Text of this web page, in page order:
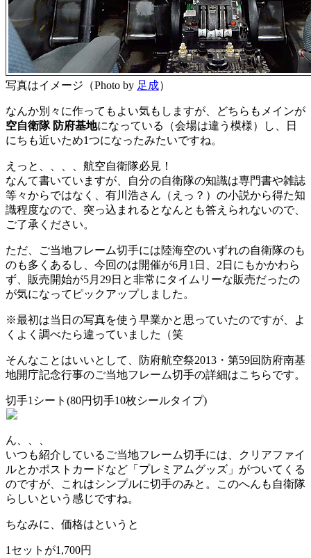
写真はイメージ（Photo by 足成）
なんか別々に作ってもよい気もしますが、どちらもメインが
空自衛隊 防府基地になっている（会場は違う模様）し、日
にちも近いため1つになったみたいですね。
えっと、、、、航空自衛隊必見！
なんて書いていますが、自分の自衛隊の知識は専門書や雑誌
等々からではなく、有川浩さん（えっ？）の小説から得た知
識程度なので、突っ込まれるとなんとも答えられないので、
ご了承ください。
ただ、ご当地フレーム切手には陸海空のいずれの自衛隊のも
のも多くあるし、今回のは開催が6月1日、2日にもかかわら
ず、販売開始が5月29日と非常にタイムリーな販売だったの
が気になってピックアップしました。
※最初は当日の写真を使う早業かと思っていたのですが、よ
くよく調べたら違っていました（笑
そんなことはいいとして、防府航空祭2013・第59回防府南基
地開庁記念行事のご当地フレーム切手の詳細はこちらです。
切手1シート(80円切手10枚シールタイプ)
ん、、、
いつも紹介しているご当地フレーム切手には、クリアファイ
ルとかポストカードなど「プレミアムグッズ」がついてくる
のですが、これはシンプルに切手のみと。このへんも自衛隊
らしいという感じですね。
ちなみに、価格はというと
1セットが1,700円